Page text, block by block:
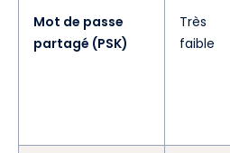
Mot de passe
partagé (PSK)
Très
faible